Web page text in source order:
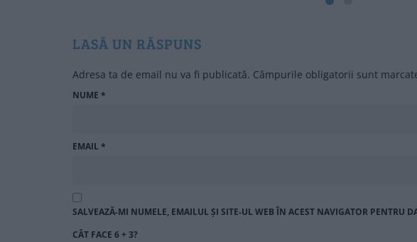
LASĂ UN RĂSPUNS
Adresa ta de email nu va fi publicată. Câmpurile obligatorii sunt
NUME *
EMAIL*
SALVEAZĂ-MI NUMELE, EMAILUL ȘI SITE-UL WEB ÎN ACEST NAVIGATOR PENTRU
CÂT FACE 6 + 3?